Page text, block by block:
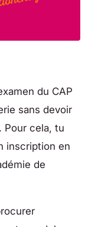
du CAP
sans devoir
Pour cela, tu
inscription en
de